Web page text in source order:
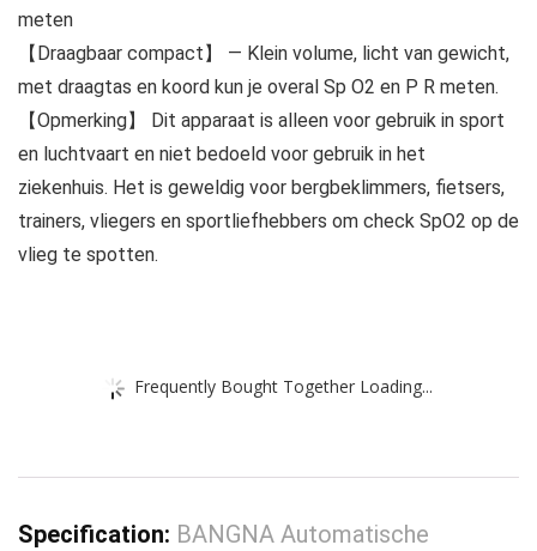
meten
【Draagbaar compact】 — Klein volume, licht van gewicht,
met draagtas en koord kun je overal Sp O2 en P R meten.
【Opmerking】 Dit apparaat is alleen voor gebruik in sport
en luchtvaart en niet bedoeld voor gebruik in het
ziekenhuis. Het is geweldig voor bergbeklimmers, fietsers,
trainers, vliegers en sportliefhebbers om check SpO2 op de
vlieg te spotten.
Frequently Bought Together Loading...
Specification: BANGNA Automatische